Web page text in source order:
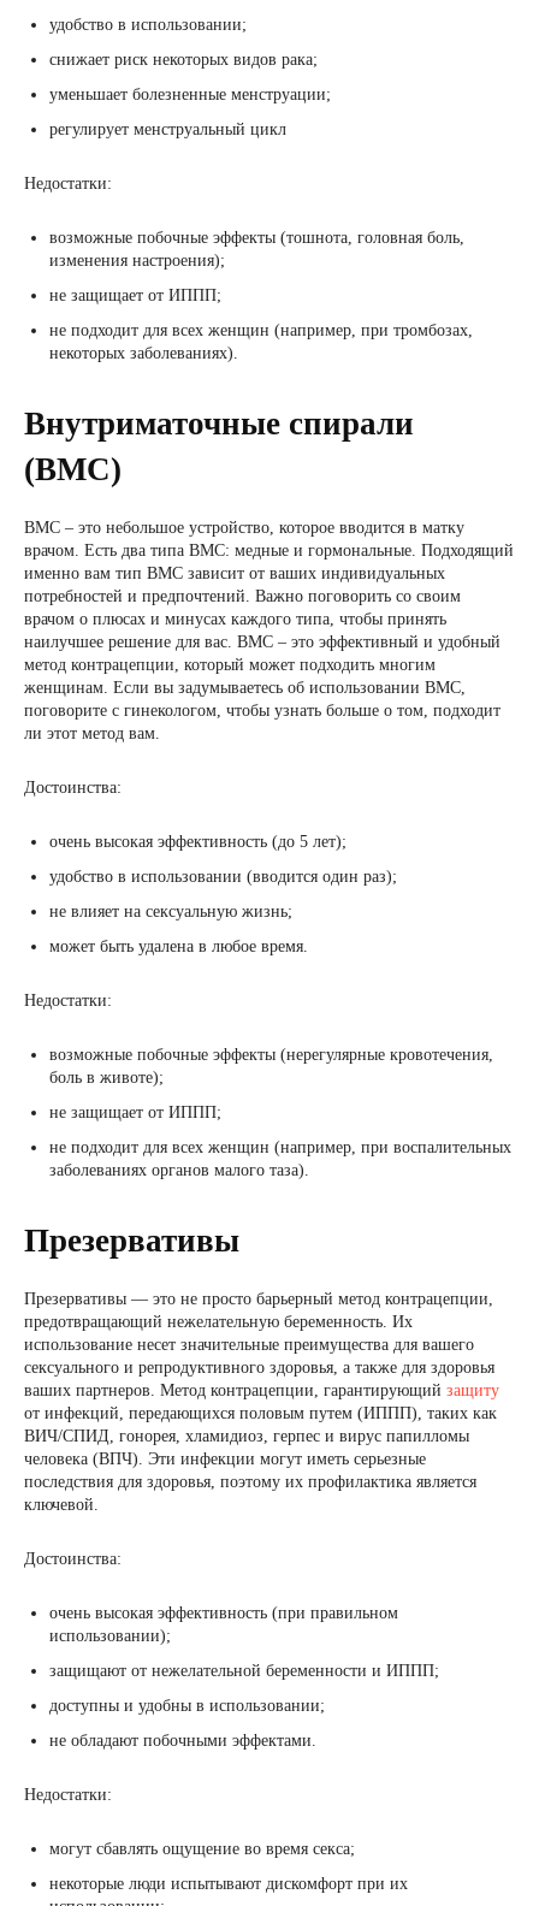
удобство в использовании;
снижает риск некоторых видов рака;
уменьшает болезненные менструации;
регулирует менструальный цикл
Недостатки:
возможные побочные эффекты (тошнота, головная боль,
изменения настроения);
не защищает от ИППП;
не подходит для всех женщин (например, при тромбозах,
некоторых заболеваниях).
Внутриматочные спирали
(ВМС)
ВМС – это небольшое устройство, которое вводится в матку
врачом. Есть два типа ВМС: медные и гормональные. Подходящий
именно вам тип ВМС зависит от ваших индивидуальных
потребностей и предпочтений. Важно поговорить со своим
врачом о плюсах и минусах каждого типа, чтобы принять
наилучшее решение для вас. ВМС – это эффективный и удобный
метод контрацепции, который может подходить многим
женщинам. Если вы задумываетесь об использовании ВМС,
поговорите с гинекологом, чтобы узнать больше о том, подходит
ли этот метод вам.
Достоинства:
очень высокая эффективность (до 5 лет);
удобство в использовании (вводится один раз);
не влияет на сексуальную жизнь;
может быть удалена в любое время.
Недостатки:
возможные побочные эффекты (нерегулярные кровотечения,
боль в животе);
не защищает от ИППП;
не подходит для всех женщин (например, при воспалительных
заболеваниях органов малого таза).
Презервативы
Презервативы — это не просто барьерный метод контрацепции,
предотвращающий нежелательную беременность. Их
использование несет значительные преимущества для вашего
сексуального и репродуктивного здоровья, а также для здоровья
ваших партнеров. Метод контрацепции, гарантирующий защиту
от инфекций, передающихся половым путем (ИППП), таких как
ВИЧ/СПИД, гонорея, хламидиоз, герпес и вирус папилломы
человека (ВПЧ). Эти инфекции могут иметь серьезные
последствия для здоровья, поэтому их профилактика является
ключевой.
Достоинства:
очень высокая эффективность (при правильном
использовании);
защищают от нежелательной беременности и ИППП;
доступны и удобны в использовании;
не обладают побочными эффектами.
Недостатки:
могут сбавлять ощущение во время секса;
некоторые люди испытывают дискомфорт при их